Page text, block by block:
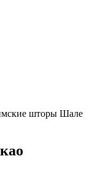
шторы Шале